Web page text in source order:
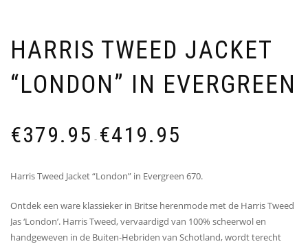
HARRIS TWEED JACKET
“LONDON” IN EVERGREEN
€379.95 - €419.95
Harris Tweed Jacket “London” in Evergreen 670.
Ontdek een ware klassieker in Britse herenmode met de Harris Tweed
Jas ‘London’. Harris Tweed, vervaardigd van 100% scheerwol en
handgeweven in de Buiten-Hebriden van Schotland, wordt terecht